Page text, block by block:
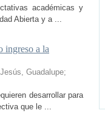
académicas y
Abierta y a ...
ingreso a la
Guadalupe;
desarrollar para
que le ...